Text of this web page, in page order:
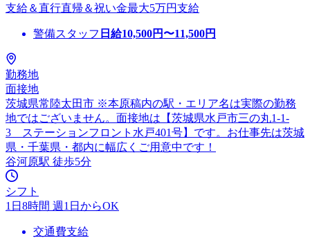
支給＆直行直帰＆祝い金最大5万円支給
警備スタッフ 日給10,500円〜11,500円
勤務地
面接地
茨城県常陸太田市 ※本原稿内の駅・エリア名は実際の勤務
地ではございません。面接地は【茨城県水戸市三の丸1-1-
3 ステーションフロント水戸401号】です。お仕事先は茨城
県・千葉県・都内に幅広くご用意中です！
谷河原駅 徒歩5分
シフト
1日8時間 週1日からOK
交通費支給